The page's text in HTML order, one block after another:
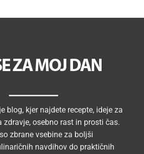
je blog, kjer najdete recepte, ideje za
zdravje, osebno rast in prosti čas.
zbrane vsebine za boljši
navdihov do praktičnih